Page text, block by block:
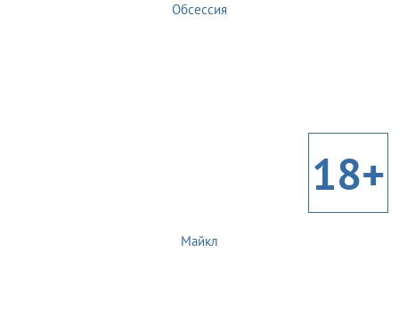
Обсессия
18+
Майкл